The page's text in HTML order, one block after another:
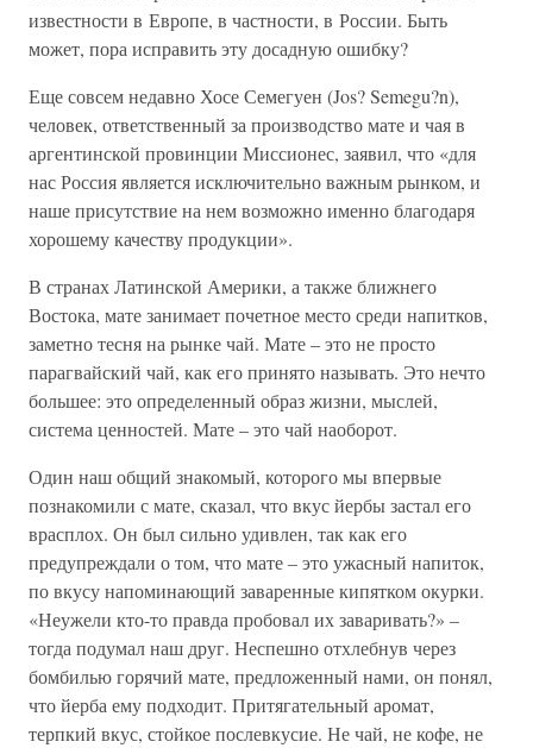
известности в Европе, в частности, в России. Быть
может, пора исправить эту досадную ошибку?
Еще совсем недавно Хосе Семегуен (Jos? Semegu?n),
человек, ответственный за производство мате и чая в
аргентинской провинции Миссионес, заявил, что «для
нас Россия является исключительно важным рынком, и
наше присутствие на нем возможно именно благодаря
хорошему качеству продукции».
В странах Латинской Америки, а также ближнего
Востока, мате занимает почетное место среди напитков,
заметно тесня на рынке чай. Мате – это не просто
парагвайский чай, как его принято называть. Это нечто
большее: это определенный образ жизни, мыслей,
система ценностей. Мате – это чай наоборот.
Один наш общий знакомый, которого мы впервые
познакомили с мате, сказал, что вкус йербы застал его
врасплох. Он был сильно удивлен, так как его
предупреждали о том, что мате – это ужасный напиток,
по вкусу напоминающий заваренные кипятком окурки.
«Неужели кто-то правда пробовал их заваривать?» –
тогда подумал наш друг. Неспешно отхлебнув через
бомбилью горячий мате, предложенный нами, он понял,
что йерба ему подходит. Притягательный аромат,
терпкий вкус, стойкое послевкусие. Не чай, не кофе, не